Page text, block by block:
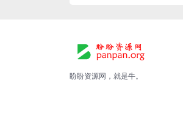
盼盼资源网，就是牛。